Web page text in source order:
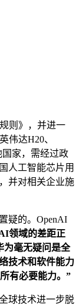
则》，并进一
伟达H20、
家，需经过政
人工智能芯片用
并对相关企业施
疑的。OpenAI
领域的差距正
为毫无疑问是全
技术和软件能力
有必要能力。”
球技术进一步脱